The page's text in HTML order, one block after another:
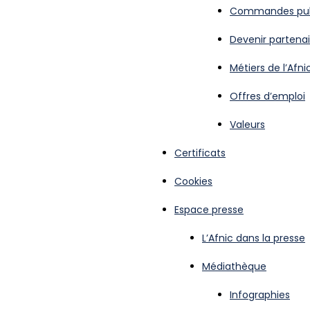
Commandes
Devenir
Métiers de
Offres d’emploi
Valeurs
Certificats
Cookies
Espace presse
L’Afnic dans la presse
Médiathèque
Infographies